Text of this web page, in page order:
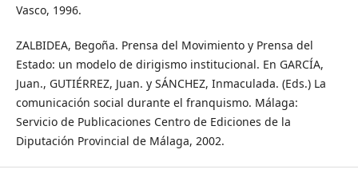
Vasco, 1996.
ZALBIDEA, Begoña. Prensa del Movimiento y Prensa del
Estado: un modelo de dirigismo institucional. En GARCÍA,
Juan., GUTIÉRREZ, Juan. y SÁNCHEZ, Inmaculada. (Eds.) La
comunicación social durante el franquismo. Málaga:
Servicio de Publicaciones Centro de Ediciones de la
Diputación Provincial de Málaga, 2002.